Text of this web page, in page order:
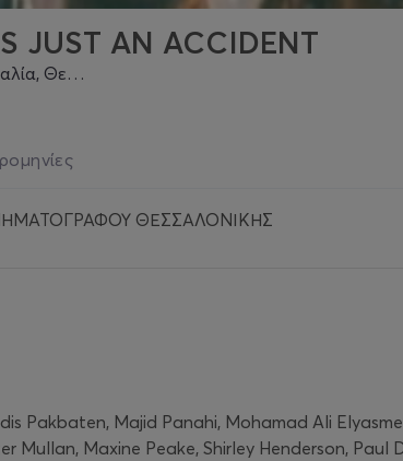
AN ACCIDENT
ΘΕΣΣΑΛΟΝΙΚΗΣ
Pakbaten, Majid Panahi, Mohamad Ali
Mullan, Maxine Peake, Shirley Henderson, Paul